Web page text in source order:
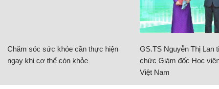
Chăm sóc sức khỏe cần thực hiện
ngay khi cơ thể còn khỏe
GS.TS Nguyễn Thị Lan
chức Giám đốc Học
Việt Nam